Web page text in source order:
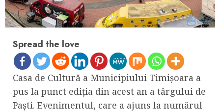
Spread the love
Casa de Cultură a Municipiului Timișoara a
pus la punct ediția din acest an a târgului de
Paști. Evenimentul, care a ajuns la numărul